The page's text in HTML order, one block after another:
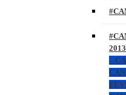
2013
–